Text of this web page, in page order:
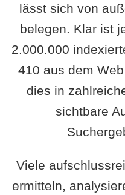
lässt sich von
belegen. Klar ist
2.000.000
410 aus dem
dies in
sichtbare
Viele
ermitteln,